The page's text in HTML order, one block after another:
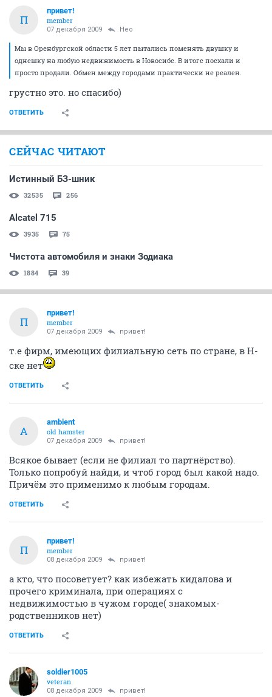
П
привет!
member
07 декабря 2009 Heo
Мы в Оренбургской области 5 лет пытались поменять двушку и
однешку на любую недвижимость в Новосибе. В итоге поехали и
просто продали. Обмен между городами практически не реален.
грустно это. но спасибо)
ОТВЕТИТЬ
СЕЙЧАС ЧИТАЮТ
Истинный БЗ-шник
32535 256
Alcatel 715
3935 75
Чистота автомобиля и знаки Зодиака
1884 39
П
привет!
member
07 декабря 2009 привет!
т.е фирм, имеющих филиальную сеть по стране, в Н-
ске нет
ОТВЕТИТЬ
A
ambient
old hamster
07 декабря 2009 привет!
Всякое бывает (если не филиал то партнёрство).
Только попробуй найди, и чтоб город был какой надо.
Причём это применимо к любым городам.
ОТВЕТИТЬ
П
привет!
member
08 декабря 2009 привет!
а кто, что посоветует? как избежать кидалова и
прочего криминала, при операциях с
недвижимостью в чужом городе( знакомых-
родственников нет)
ОТВЕТИТЬ
soldier1005
veteran
08 декабря 2009 привет!